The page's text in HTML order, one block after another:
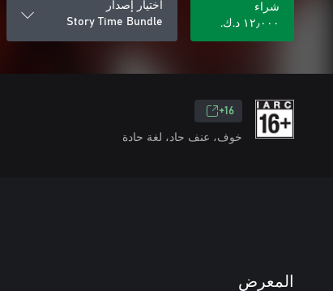
شراء
١٢٫٠٠٠ د.ك.‏
اختيار إصدار
Story Time Bundle
16+
خوف، عنف حاد، لغة حادة
المعرض